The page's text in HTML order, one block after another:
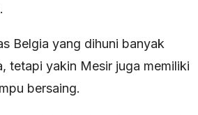
Belgia yang dihuni banyak
tetapi yakin Mesir juga memiliki
bersaing.